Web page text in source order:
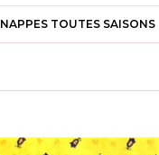
NAPPES TOUTES SAISONS